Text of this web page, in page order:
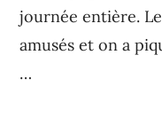
journée entière.
amusés et on a
…